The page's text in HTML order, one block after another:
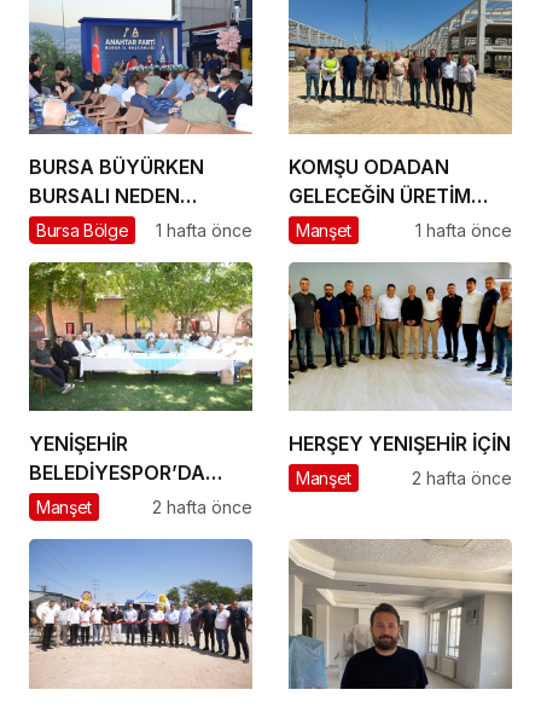
BURSA BÜYÜRKEN
BURSALI NEDEN
YOKSULLAŞIYOR
Bursa Bölge 1 hafta önce
KOMŞU ODADAN
GELECEĞİN ÜRETİM
ÜSSÜ YESAN’A
Manşet 1 hafta önce
YENİŞEHİR
BELEDİYESPOR’DA
GÜÇLÜ YÖNETİM,
Manşet 2 hafta önce
HERŞEY YENIŞEHİR İÇİN
Manşet 2 hafta önce